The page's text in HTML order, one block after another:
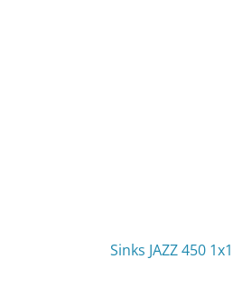
Sinks JAZZ 450